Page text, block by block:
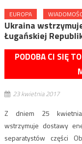
EUROPA
Ukraina
Ługańskiej
PODOBA CI SIĘ
23 kwietnia 2017
Z dniem 25 kwietnia
wstrzymuje dostawy
separatystów części